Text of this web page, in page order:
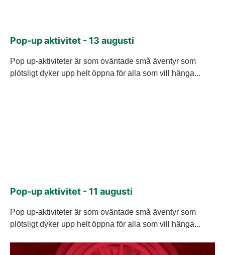
Pop-up aktivitet - 13 augusti
Pop up-aktiviteter är som oväntade små äventyr som
plötsligt dyker upp helt öppna för alla som vill hänga...
Pop-up aktivitet - 11 augusti
Pop up-aktiviteter är som oväntade små äventyr som
plötsligt dyker upp helt öppna för alla som vill hänga...